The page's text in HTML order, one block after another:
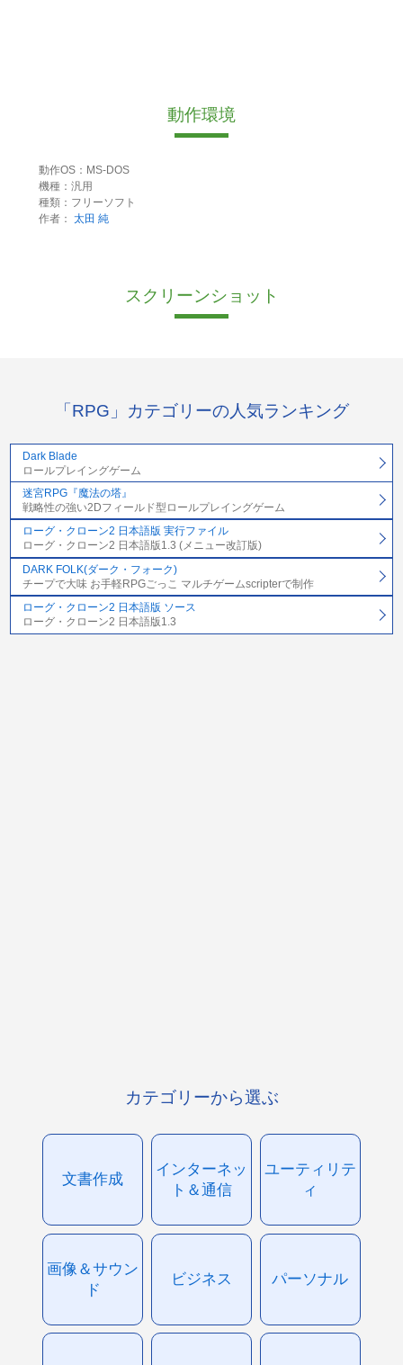
動作環境
動作OS：MS-DOS
機種：汎用
種類：フリーソフト
作者： 太田 純
スクリーンショット
「RPG」カテゴリーの人気ランキング
Dark Blade
ロールプレイングゲーム
迷宮RPG『魔法の塔』
戦略性の強い2Dフィールド型ロールプレイングゲーム
ローグ・クローン2 日本語版 実行ファイル
ローグ・クローン2 日本語版1.3 (メニュー改訂版)
DARK FOLK(ダーク・フォーク)
チープで大味 お手軽RPGごっこ マルチゲームscripterで制作
ローグ・クローン2 日本語版 ソース
ローグ・クローン2 日本語版1.3
カテゴリーから選ぶ
文書作成
インターネッ
ト＆通信
ユーティリテ
ィ
画像＆サウン
ド
ビジネス パーソナル